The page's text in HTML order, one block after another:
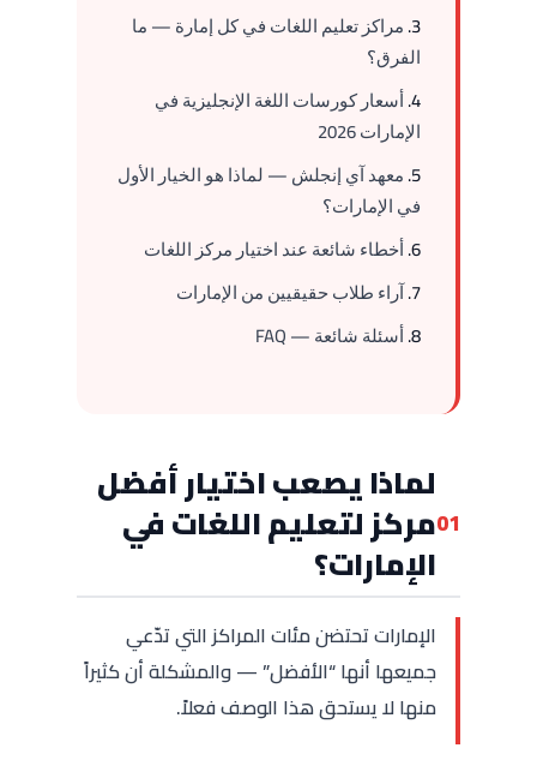
مراكز تعليم اللغات في كل إمارة — ما
الفرق؟
أسعار كورسات اللغة الإنجليزية في
الإمارات 2026
معهد آي إنجلش — لماذا هو الخيار الأول
في الإمارات؟
أخطاء شائعة عند اختيار مركز اللغات
آراء طلاب حقيقيين من الإمارات
أسئلة شائعة — FAQ
01
لماذا يصعب اختيار أفضل
مركز لتعليم اللغات في
الإمارات؟
الإمارات تحتضن مئات المراكز التي تدّعي
جميعها أنها “الأفضل” — والمشكلة أن كثيراً
منها لا يستحق هذا الوصف فعلاً.